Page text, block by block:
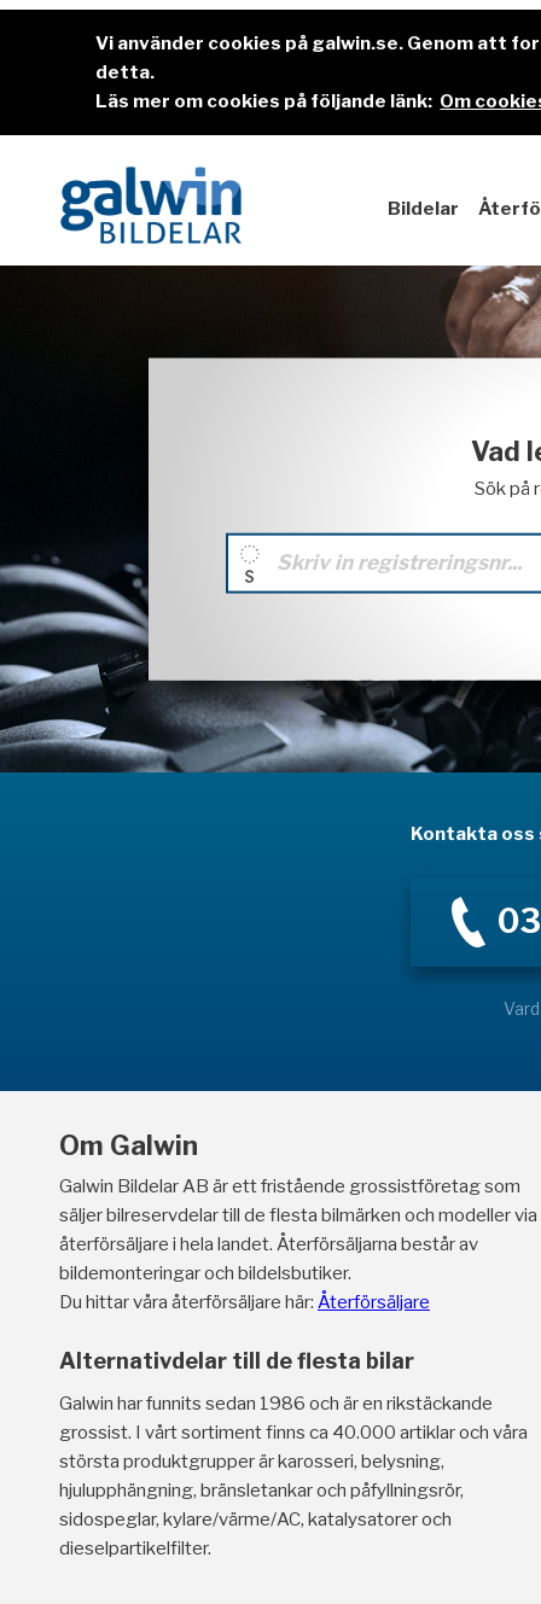
Vi använder cookies på galwin.se. Genom att
detta.
Läs mer om cookies på följande länk: Om
Bildelar
Vad
Sök på
Kontakta oss
Om Galwin
Galwin Bildelar AB är ett fristående grossistföretag som
säljer bilreservdelar till de flesta bilmärken och modeller via
återförsäljare i hela landet. Återförsäljarna består av
bildemonteringar och bildelsbutiker.
Du hittar våra återförsäljare här: Återförsäljare
Alternativdelar till de flesta bilar
Galwin har funnits sedan 1986 och är en rikstäckande
grossist. I vårt sortiment finns ca 40.000 artiklar och våra
största produktgrupper är karosseri, belysning,
hjulupphängning, bränsletankar och påfyllningsrör,
sidospeglar, kylare/värme/AC, katalysatorer och
dieselpartikelfilter.